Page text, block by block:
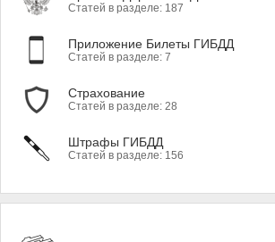
Статей в разделе: 187
Приложение Билеты ГИБДД
Статей в разделе: 7
Страхование
Статей в разделе: 28
Штрафы ГИБДД
Статей в разделе: 156